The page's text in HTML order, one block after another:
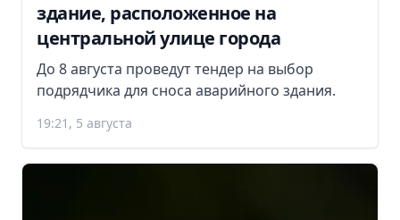
здание, расположенное на
центральной улице города
До 8 августа проведут тендер на выбор
подрядчика для сноса аварийного здания.
19:21, 5 августа